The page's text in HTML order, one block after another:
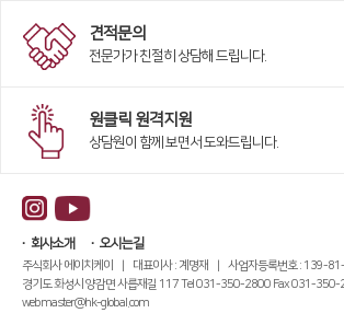
견적문의
전문가가 친절히 상담해 드립니다.
원클릭 원격지원
상담원이 함께 보면서 도와드립니다.
회사소개 오시는길
주식회사 에이치케이 | 대표이사 : 계명재 | 사업자등록번호 : 139-
경기도 화성시 양감면 사릅재길 117 Tel 031-350-2800 Fax 031-
webmaster@hk-global.com